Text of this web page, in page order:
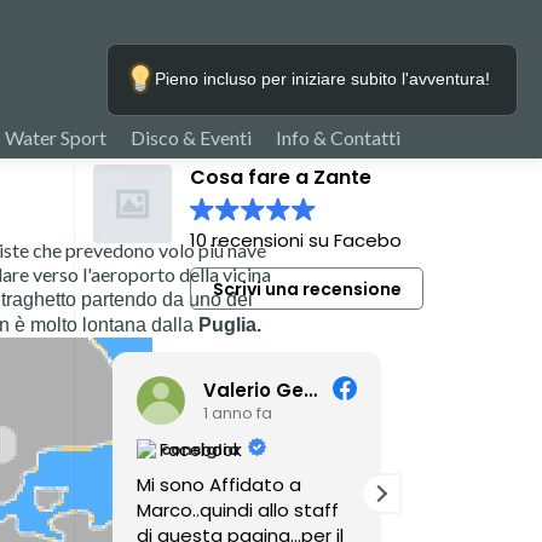
Water Sport Disco & Eventi Info & Contatti
Pieno incluso per iniziare subito l'avventura!
che prevedono volo più nave
verso l'aeroporto della vicina
partendo da uno dei
è molto lontana dalla Puglia.
Cosa fare a Zante
10 recensioni su Facebook
Scrivi una recensione
staff
il
Gian Paolo Saporito Jp
3 anni fa
consiglia
Mare, taverne tipiche,
escursioni, spiagge ed
insenature. Per fare